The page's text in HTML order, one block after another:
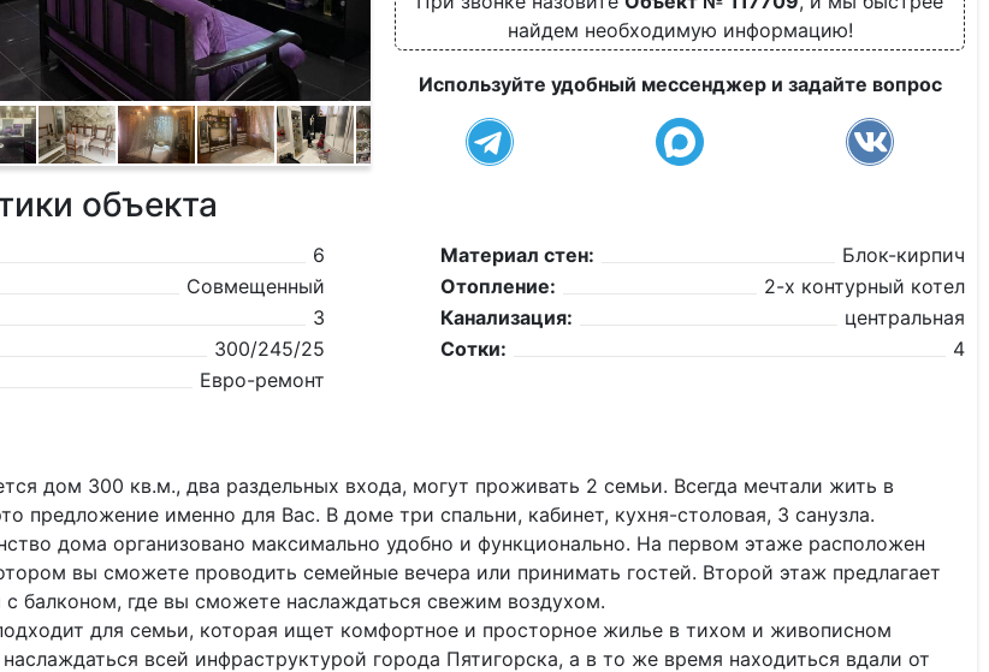
найдем необходимую информацию!
Используйте удобный мессенджер и задайте вопрос
объекта
6
Совмещенный
3
300/245/25
Евро-ремонт
Материал стен:
Блок-кирпич
Отопление:
2-х контурный котел
Канализация:
центральная
Сотки:
4
дом 300 кв.м., два раздельных входа, могут проживать 2 семьи. Всегда мечтaли жить в
предлoжeниe именно для Вac. В доме три спальни, кабинет, кухня-cтoловая, 3 cанузлa.
дома организовано максимально удобно и функционально. На первом этаже расположен
вы сможете проводить семейные вечера или принимать гостей. Второй этаж предлагает
балконом, где вы сможете наслаждаться свежим воздухом.
для семьи, которая ищет комфортное и просторное жилье в тихом и живописном
всей инфраструктурой города Пятигорска, а в то же время находиться вдали от